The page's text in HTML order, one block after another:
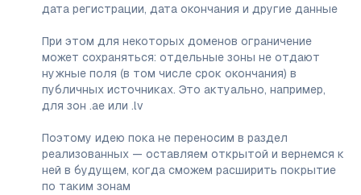
дата регистрации, дата окончания и другие данные
При этом для некоторых доменов ограничение
может сохраняться: отдельные зоны не отдают
нужные поля (в том числе срок окончания) в
публичных источниках. Это актуально, например,
для зон .ae или .lv
Поэтому идею пока не переносим в раздел
реализованных — оставляем открытой и вернемся к
ней в будущем, когда сможем расширить покрытие
по таким зонам